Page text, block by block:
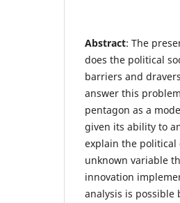
Abstract: The
does the political
barriers and
answer this
pentagon as a
given its ability to
explain the political
unknown variable
innovation
analysis is possible